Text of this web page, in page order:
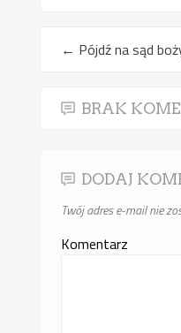
← Pójdź na sąd
BRAK
DODAJ
Twój adres e-mail nie
Komentarz